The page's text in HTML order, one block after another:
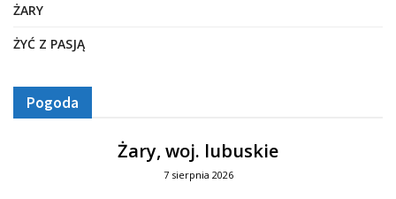
ŻARY
ŻYĆ Z PASJĄ
Pogoda
Żary, woj. lubuskie
7 sierpnia 2026